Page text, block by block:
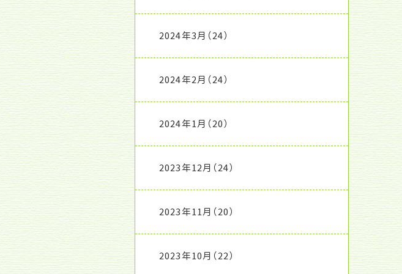
2024年3月 （24）
2024年2月 （24）
2024年1月 （20）
2023年12月 （24）
2023年11月 （20）
2023年10月 （22）